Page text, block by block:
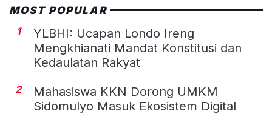
MOST POPULAR
1
YLBHI: Ucapan Londo Ireng
Mengkhianati Mandat Konstitusi dan
Kedaulatan Rakyat
2
Mahasiswa KKN Dorong UMKM
Sidomulyo Masuk Ekosistem Digital